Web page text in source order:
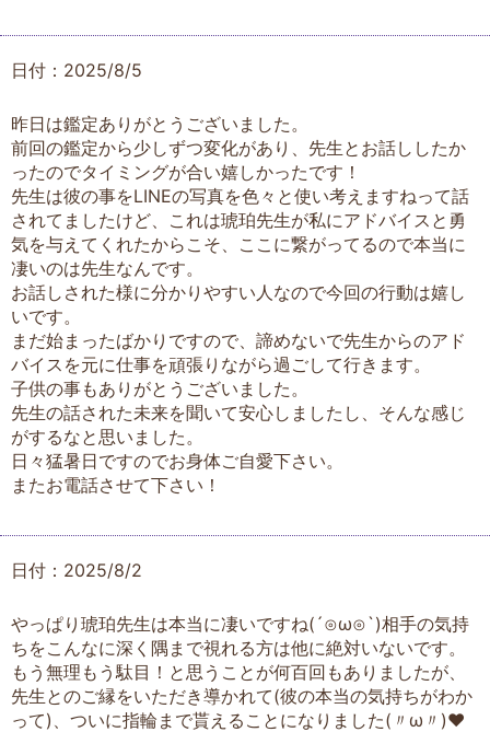
日付：2025/8/5
昨日は鑑定ありがとうございました。
前回の鑑定から少しずつ変化があり、先生とお話ししたか
ったのでタイミングが合い嬉しかったです！
先生は彼の事をLINEの写真を色々と使い考えますねって話
されてましたけど、これは琥珀先生が私にアドバイスと勇
気を与えてくれたからこそ、ここに繋がってるので本当に
凄いのは先生なんです。
お話しされた様に分かりやすい人なので今回の行動は嬉し
いです。
まだ始まったばかりですので、諦めないで先生からのアド
バイスを元に仕事を頑張りながら過ごして行きます。
子供の事もありがとうございました。
先生の話された未来を聞いて安心しましたし、そんな感じ
がするなと思いました。
日々猛暑日ですのでお身体ご自愛下さい。
またお電話させて下さい！
日付：2025/8/2
やっぱり琥珀先生は本当に凄いですね(´⊙ω⊙`)相手の気持
ちをこんなに深く隅まで視れる方は他に絶対いないです。
もう無理もう駄目！と思うことが何百回もありましたが、
先生とのご縁をいただき導かれて(彼の本当の気持ちがわか
って)、ついに指輪まで貰えることになりました(〃ω〃)❤️